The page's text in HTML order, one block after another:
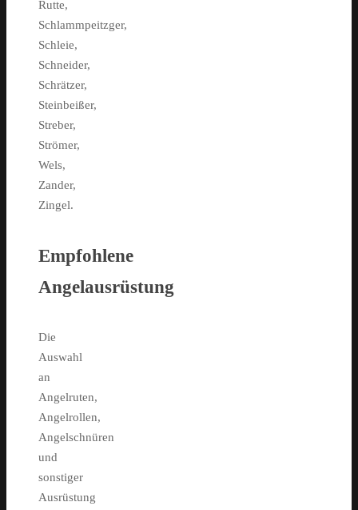
Rutte,
Schlammpeitzger,
Schleie,
Schneider,
Schrätzer,
Steinbeißer,
Streber,
Strömer,
Wels,
Zander,
Zingel.
Empfohlene
Angelausrüstung
Die
Auswahl
an
Angelruten,
Angelrollen,
Angelschnüren
und
sonstiger
Ausrüstung